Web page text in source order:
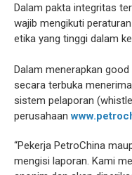
Dalam pakta integritas
wajib mengikuti
etika yang tinggi dalam
Dalam menerapkan
secara terbuka
sistem pelaporan
perusahaan
“Pekerja PetroChina
mengisi laporan. Kami